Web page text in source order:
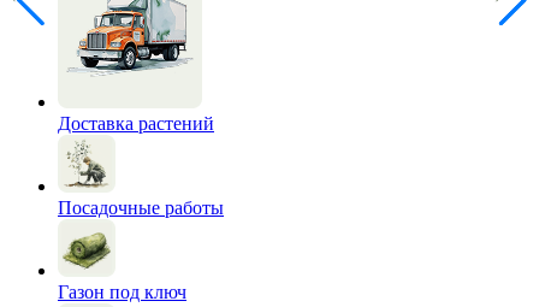
Доставка растений
Посадочные работы
Газон под ключ